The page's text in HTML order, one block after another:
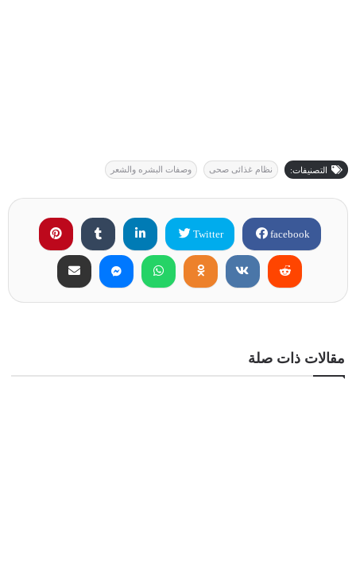
التصنيفات: نظام غذائى صحى وصفات البشره والشعر
facebook
Twitter
مقالات ذات صلة